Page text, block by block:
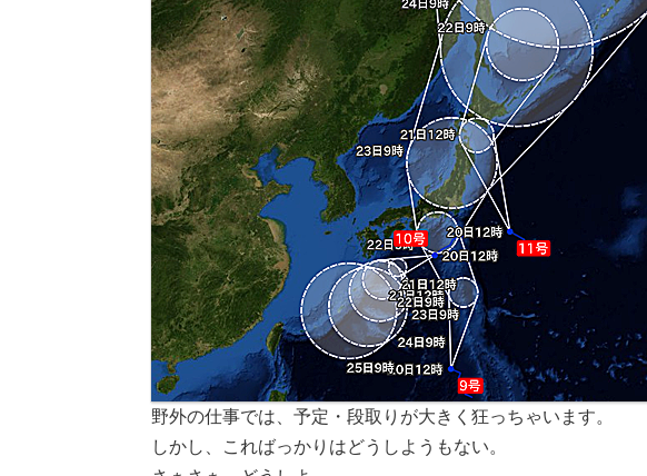
野外の仕事では、予定・段取りが大きく狂っちゃいます。
しかし、こればっかりはどうしようもない。